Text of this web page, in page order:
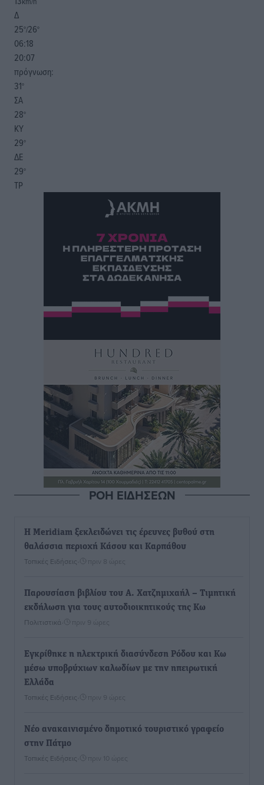
Δ
25°/26°
06:18
20:07
πρόγνωση:
31°
ΣΑ
28°
ΚΥ
29°
ΔΕ
29°
ΤΡ
ΡΟΗ ΕΙΔΗΣΕΩΝ
Η Meridiam ξεκλειδώνει τις έρευνες βυθού στη
θαλάσσια περιοχή Κάσου και Καρπάθου
Τοπικές Ειδήσεις πριν 8 ώρες
Παρουσίαση βιβλίου του Α. Χατζημιχαήλ – Τιμητική
εκδήλωση για τους αυτοδιοικητικούς της Κω
Πολιτιστικά πριν 9 ώρες
Εγκρίθηκε η ηλεκτρική διασύνδεση Ρόδου και Κω
μέσω υποβρύχιων καλωδίων με την ηπειρωτική
Ελλάδα
Τοπικές Ειδήσεις πριν 9 ώρες
Νέο ανακαινισμένο δημοτικό τουριστικό γραφείο
στην Πάτμο
Τοπικές Ειδήσεις πριν 10 ώρες